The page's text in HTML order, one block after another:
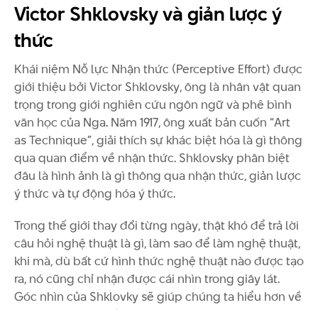
Victor Shklovsky và giản lược ý
thức
Khái niệm Nỗ lực Nhận thức (Perceptive Effort) được
giới thiệu bởi Victor Shklovsky, ông là nhân vật quan
trọng trong giới nghiên cứu ngôn ngữ và phê bình
văn học của Nga. Năm 1917, ông xuất bản cuốn “Art
as Technique”, giải thích sự khác biệt hóa là gì thông
qua quan điểm về nhận thức. Shklovsky phân biệt
đâu là hình ảnh là gì thông qua nhận thức, giản lược
ý thức và tự động hóa ý thức.
Trong thế giới thay đổi từng ngày, thật khó để trả lời
câu hỏi nghệ thuật là gì, làm sao để làm nghệ thuật,
khi mà, dù bất cứ hình thức nghệ thuật nào được tạo
ra, nó cũng chỉ nhận được cái nhìn trong giây lát.
Góc nhìn của Shklovky sẽ giúp chúng ta hiểu hơn về